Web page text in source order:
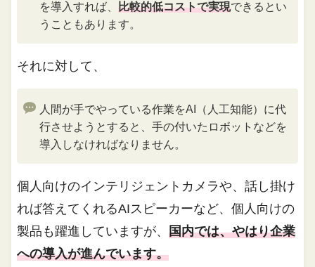
を導入すれば、比較的低コストで実現できるとい
うこともあります。
それに対して、
人間が手でやっている作業をAI（人工知能）に代
行させようとすると、手の付いたロボットなどを
導入しなければなりません。
個人向けのインテリジェントカメラや、話し掛け
れば答えてくれるAIスピーカーなど、個人向けの
製品も躍進していますが、国内では、やはり企業
への導入が進んでいます。